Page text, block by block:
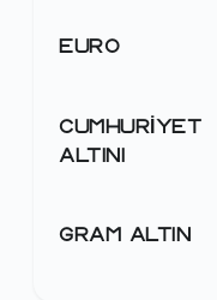
EURO
CUMHURIYET
ALTINI
GRAM ALTIN